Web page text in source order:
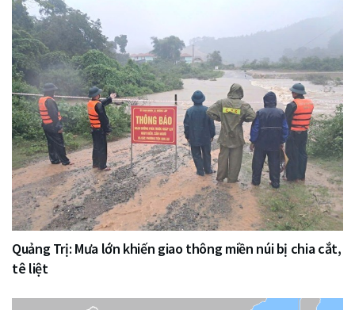
Quảng Trị: Mưa lớn khiến giao thông miền núi bị chia cắt,
tê liệt